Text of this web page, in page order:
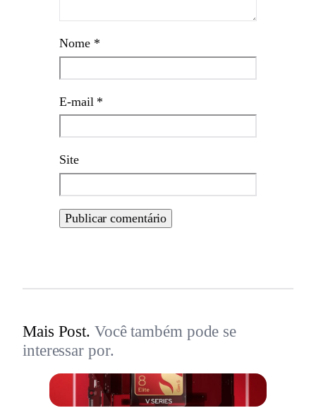
Nome *
E-mail *
Site
Mais Post. Você também pode se
interessar por.